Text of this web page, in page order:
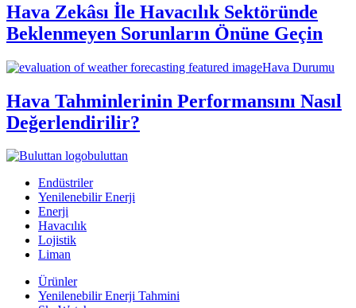
Hava Zekâsı İle Havacılık Sektöründe
Beklenmeyen Sorunların Önüne Geçin
Hava Durumu
Hava Tahminlerinin Performansını Nasıl
Değerlendirilir?
buluttan
Endüstriler
Yenilenebilir Enerji
Enerji
Havacılık
Lojistik
Liman
Ürünler
Yenilenebilir Enerji Tahmini